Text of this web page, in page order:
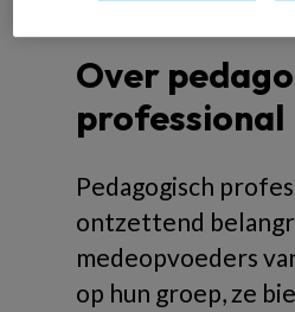
Over
professional
Pedagogisch
ontzettend
medeopvoeders
op hun groep, ze